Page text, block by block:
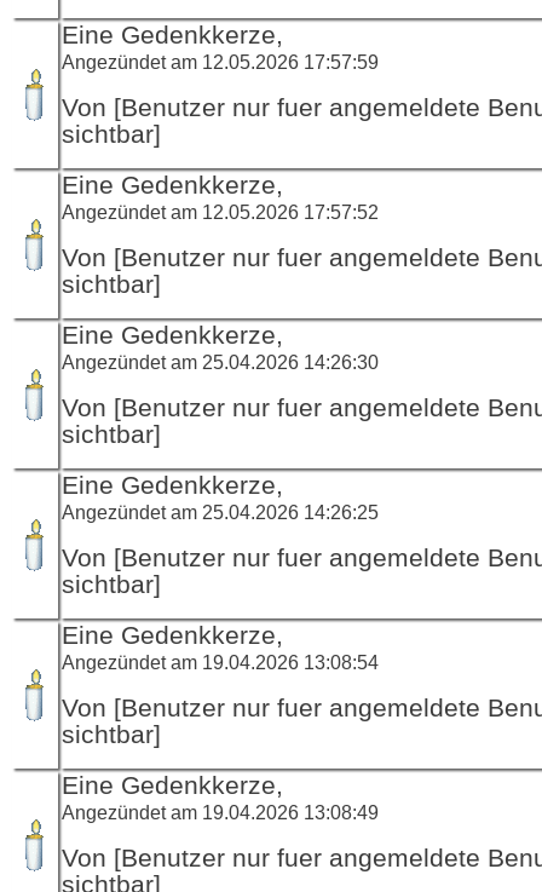
Eine Gedenkkerze,
Angezündet am 12.05.2026 17:57:59
Von [Benutzer nur fuer angemeldete
sichtbar]
Eine Gedenkkerze,
Angezündet am 12.05.2026 17:57:52
Von [Benutzer nur fuer angemeldete
sichtbar]
Eine Gedenkkerze,
Angezündet am 25.04.2026 14:26:30
Von [Benutzer nur fuer angemeldete
sichtbar]
Eine Gedenkkerze,
Angezündet am 25.04.2026 14:26:25
Von [Benutzer nur fuer angemeldete
sichtbar]
Eine Gedenkkerze,
Angezündet am 19.04.2026 13:08:54
Von [Benutzer nur fuer angemeldete
sichtbar]
Eine Gedenkkerze,
Angezündet am 19.04.2026 13:08:49
Von [Benutzer nur fuer angemeldete
sichtbar]